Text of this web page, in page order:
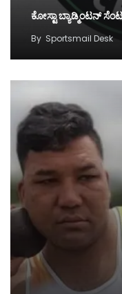
ಕೋಸ್ಟಾ ಬ್ಯಾಡ್ಮಿಂಟನ್‌
By Sportsmail Desk